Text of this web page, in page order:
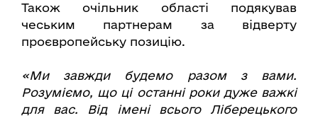
Також очільник області подякував
чеським партнерам за відверту
проєвропейську позицію.
«Ми завжди будемо разом з вами.
Розуміємо, що ці останні роки дуже важкі
для вас. Від імені всього Ліберецького